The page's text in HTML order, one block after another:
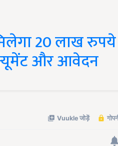
20 लाख रुपये
और आवेदन